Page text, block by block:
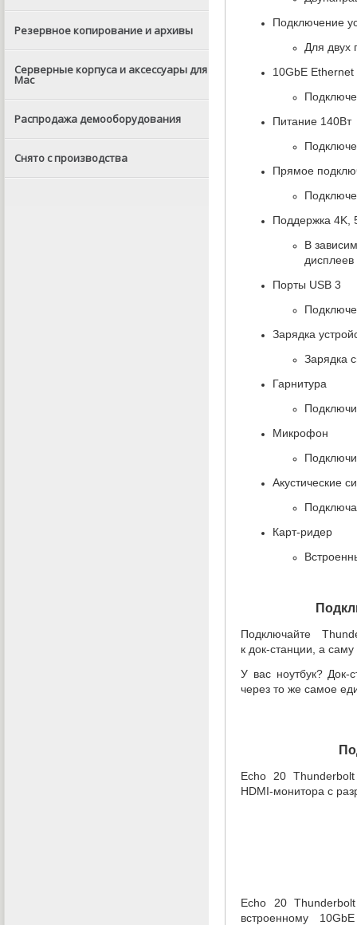
Резервное копирование и архивы
Серверные корпуса и аксессуары для
Mac
Распродажа демооборудования
Снято с производства
Подключение
Для двух
10GbE Ethernet
Питание 140Вт
Прямое
Поддержка 4K
В
дисплеев
Порты USB 3
Зарядка
Зарядка
Гарнитура
Микрофон
Акустические
Карт-ридер
Подключайте
к док-станции , а саму
У вас ноутбук? Док-
через то же самое
Echo 20
HDMI-монитора с
Echo 20
встроенному